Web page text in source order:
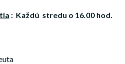
: Každú stredu o 16.00 hod.